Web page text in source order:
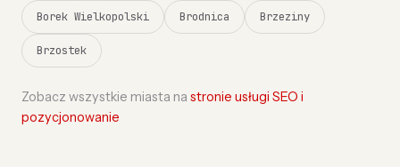
Borek Wielkopolski Brodnica Brzeziny
Brzostek
Zobacz wszystkie miasta na stronie usługi SEO i
pozycjonowanie